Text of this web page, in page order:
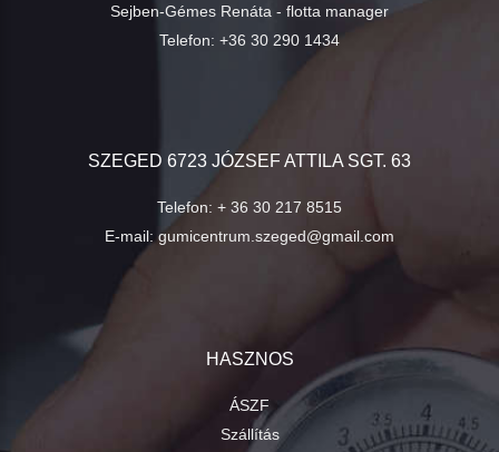
Sejben-Gémes Renáta - flotta manager
Telefon: +36 30 290 1434
SZEGED 6723 JÓZSEF ATTILA SGT. 63
Telefon: + 36 30 217 8515
E-mail: gumicentrum.szeged@gmail.com
HASZNOS
ÁSZF
Szállítás